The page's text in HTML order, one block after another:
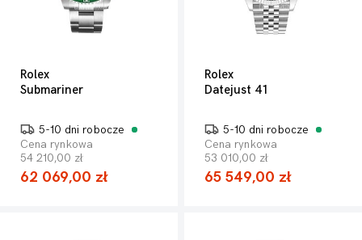
Rolex
Submariner
5-10 dni robocze
Cena rynkowa
54 210,00 zł
62 069,00 zł
Rolex
Datejust 41
5-10 dni robocze
Cena rynkowa
53 010,00 zł
65 549,00 zł